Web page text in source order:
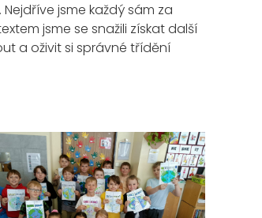
jsme každý sám za
jsme se snažili získat další
a oživit si správné třídění